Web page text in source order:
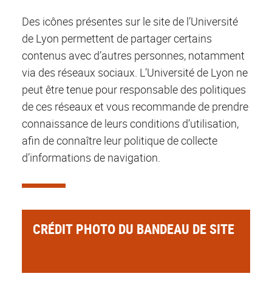
Des icônes présentes sur le site de l’Université
de Lyon permettent de partager certains
contenus avec d’autres personnes, notamment
via des réseaux sociaux. L’Université de Lyon ne
peut être tenue pour responsable des politiques
de ces réseaux et vous recommande de prendre
connaissance de leurs conditions d’utilisation,
afin de connaître leur politique de collecte
d’informations de navigation.
CRÉDIT PHOTO DU BANDEAU DE SITE